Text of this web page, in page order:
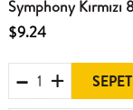
Symphony Kırmızı
$9.24